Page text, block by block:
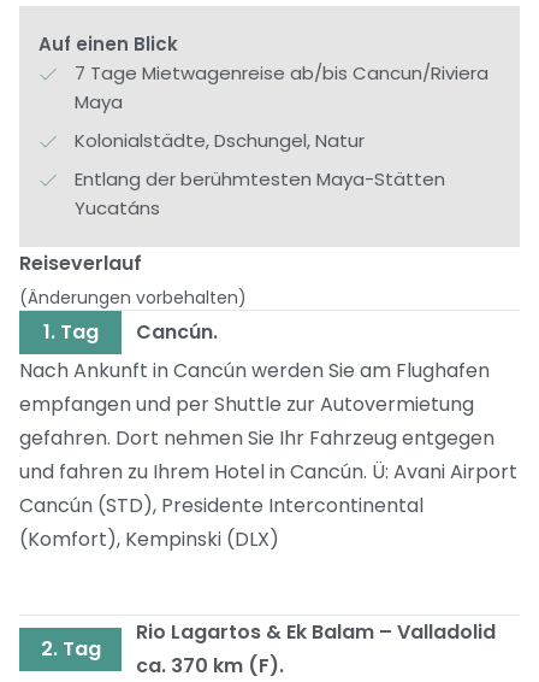
Auf einen Blick
7 Tage Mietwagenreise ab/bis Cancun/Riviera
Maya
Kolonialstädte, Dschungel, Natur
Entlang der berühmtesten Maya-Stätten
Yucatáns
Reiseverlauf
(Änderungen vorbehalten)
1. Tag
Cancún.
Nach Ankunft in Cancún werden Sie am Flughafen
empfangen und per Shuttle zur Autovermietung
gefahren. Dort nehmen Sie Ihr Fahrzeug entgegen
und fahren zu Ihrem Hotel in Cancún. Ü: Avani Airport
Cancún (STD), Presidente Intercontinental
(Komfort), Kempinski (DLX)
2. Tag
Rio Lagartos & Ek Balam – Valladolid
ca. 370 km (F).